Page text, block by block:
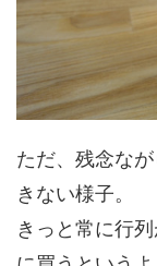
ただ、残念な
きない様子。
きっと常に行